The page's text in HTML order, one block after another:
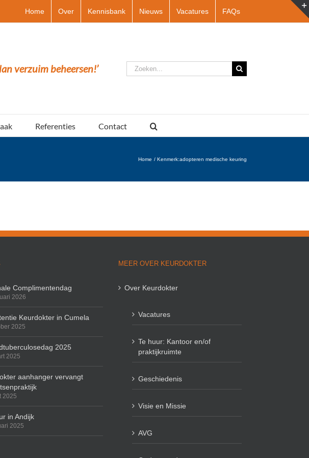
Home Over Kennisbank Nieuws Vacatures FAQs
verzuim beheersen!’
Zoeken
naar:
Referenties Contact
Home Kenmerk:adopteren medische keuring
Complimentendag
2026
Keurdokter in Cumela
2025
2025
2025
aanhanger vervangt
2025
in Andijk
2025
MEER OVER KEURDOKTER
Over Keurdokter
Vacatures
Te huur: Kantoor en/of
praktijkruimte
Geschiedenis
Visie en Missie
AVG